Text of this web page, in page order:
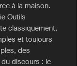
à la maison.
Outils
classiquement,
et toujours
des
discours : le